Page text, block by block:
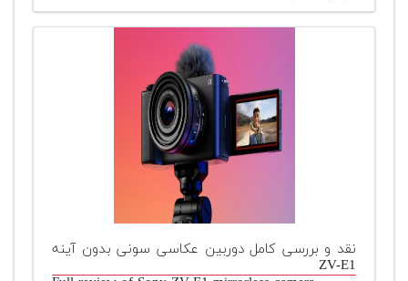
نقد و بررسی کامل دوربین عکاسی سونی بدون آینه
ZV-E1